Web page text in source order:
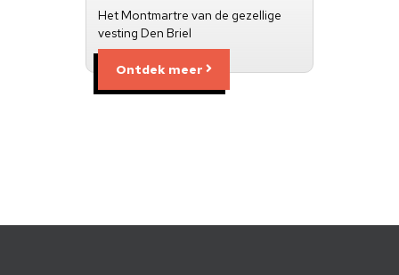
Het Montmartre van de gezellige
vesting Den Briel
Ontdek meer